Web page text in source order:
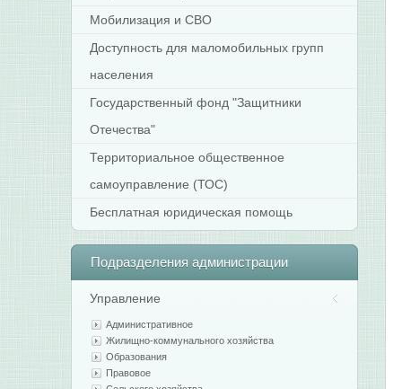
Мобилизация и СВО
Доступность для маломобильных групп
населения
Государственный фонд "Защитники
Отечества"
Территориальное общественное
самоуправление (ТОС)
Бесплатная юридическая помощь
Подразделения администрации
Управление
Административное
Жилищно-коммунального хозяйства
Образования
Правовое